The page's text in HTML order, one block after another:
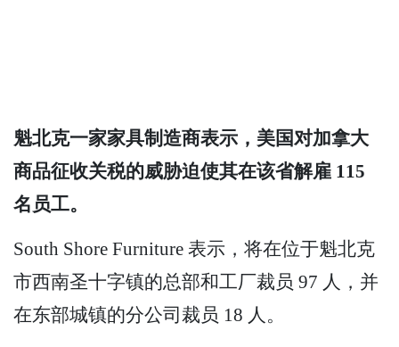
魁北克一家家具制造商表示，美国对加拿大
商品征收关税的威胁迫使其在该省解雇 115
名员工。
South Shore Furniture 表示，将在位于魁北克
市西南圣十字镇的总部和工厂裁员 97 人，并
在东部城镇的分公司裁员 18 人。